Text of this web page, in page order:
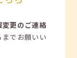
変更のご連絡
でお願いい